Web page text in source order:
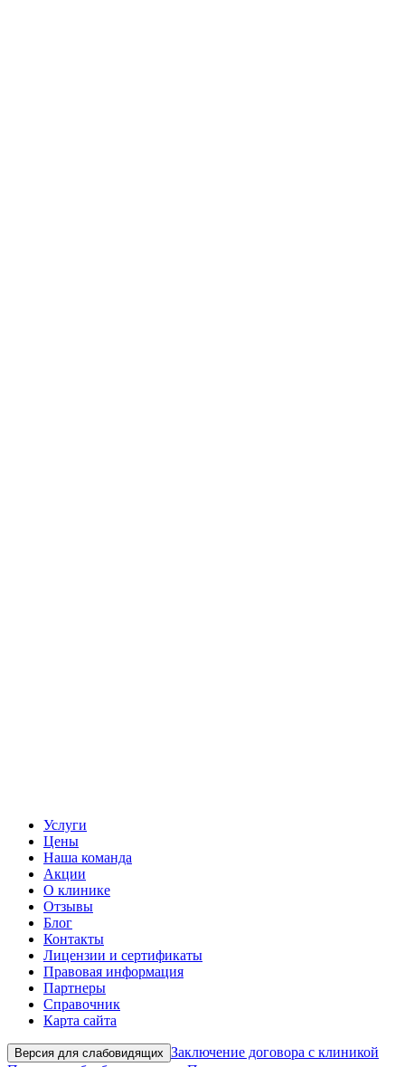
Услуги
Цены
Наша команда
Акции
О клинике
Отзывы
Блог
Контакты
Лицензии и сертификаты
Правовая информация
Партнеры
Справочник
Карта сайта
Версия для слабовидящих Заключение договора с клиникой